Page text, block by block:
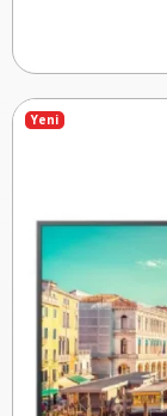
Yeni